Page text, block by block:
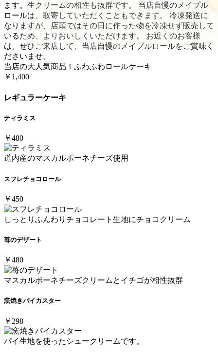
ます。生クリームの相性も抜群です。 当店自慢のメイプル
ロールは、取寄していただくこともできます。 冷凍発送に
なりますが、店頭ではその日に作った物を冷凍せず販売して
いるため、よりおいしくいただけます。 お近くのお客様
は、ぜひご来店して、当店自慢のメイプルロールをご賞味く
ださいませ。
当店の大人気商品！ふわふわロールケーキ
￥1,400
レギュラーケーキ
ティラミス
￥480
道内産のマスカルポーネチーズ使用
スフレチョコロール
￥450
しっとりふんわりチョコレート生地にチョコクリーム
苺のデザート
￥480
マスカルポーネチーズクリームとイチゴが相性抜群
窯焼きパイカスター
￥298
パイ生地を使ったシュークリームです。